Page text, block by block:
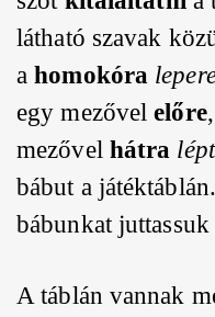
látható szavak
ahomokóra
egy mezővelelőre
mezővel hátra
bábut a
bábunkat
A táblán vannak